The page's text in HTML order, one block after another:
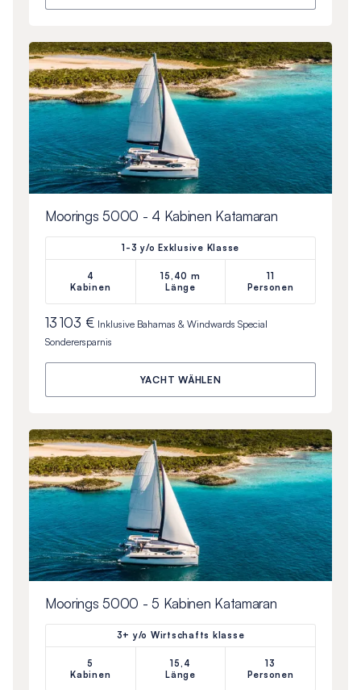
Moorings 5000 - 4 Kabinen Katamaran
1-3 y/o Exklusive Klasse
4
Kabinen
15,40 m
Länge
11
Personen
13 103 € Inklusive Bahamas & Windwards Special
Sonderersparnis
YACHT WÄHLEN
Moorings 5000 - 5 Kabinen Katamaran
3+ y/o Wirtschafts klasse
5
Kabinen
15,4
Länge
13
Personen